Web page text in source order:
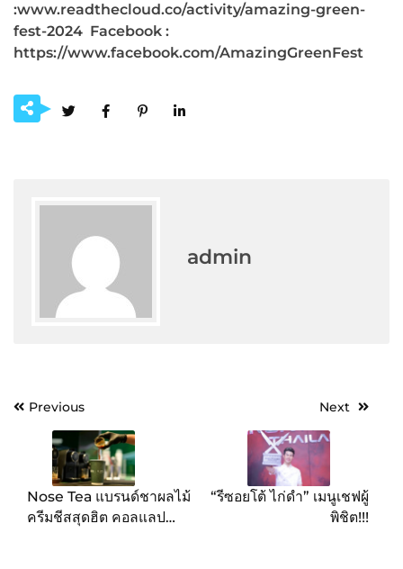
:www.readthecloud.co/activity/amazing-green-
fest-2024 Facebook :
https://www.facebook.com/AmazingGreenFest
admin
PostPrevious
Nose Tea แบรนด์ชาผลไม้
ครีมชีสสุดฮิต คอลแลป
Next
“รีซอยโต้ ไก่ดำ” เมนูเชฟผู้
พิชิต!!!